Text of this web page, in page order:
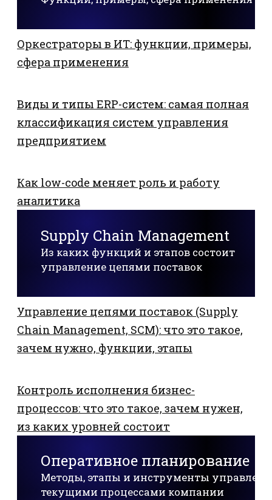
Оркестраторы в ИТ: функции, примеры,
сфера применения
Виды и типы ERP-систем: самая полная
классификация систем управления
предприятием
Как low-code меняет роль и работу
аналитика
Supply Chain Management
Из каких функций и этапов состоит
управление цепями поставок
Управление цепями поставок (Supply
Chain Management, SCM): что это такое,
зачем нужно, функции, этапы
Контроль исполнения бизнес-
процессов: что это такое, зачем нужен,
из каких уровней состоит
Оперативное планирование
Методы, этапы и инструменты
текущими процессами компании